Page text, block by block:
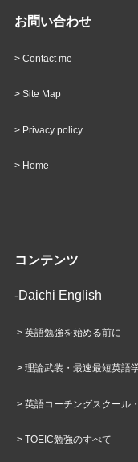
お問い合わせ
> Contact me
> Site Map
> Privacy policy
> Home
コンテンツ
-Daichi English
> 英語勉強を始める前に
> 理論武装・最速最短英語
> 英語コーチングスクール
> TOEIC勉強のすべて